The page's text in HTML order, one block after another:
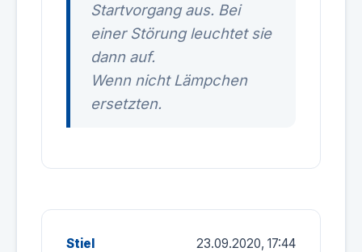
Startvorgang aus. Bei
einer Störung leuchtet sie
dann auf.
Wenn nicht Lämpchen
ersetzten.
Stiel 23.09.2020, 17:44